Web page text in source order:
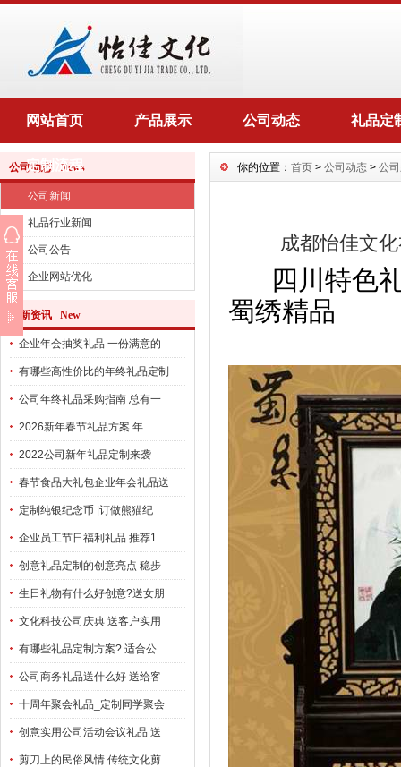
网站首页 产品展示 公司动态 礼品定
定制流程
公司动态 News
公司新闻
礼品行业新闻
公司公告
企业网站优化
最新资讯 New
企业年会抽奖礼品 一份满意的
有哪些高性价比的年终礼品定制
公司年终礼品采购指南 总有一
2026新年春节礼品方案 年
2022公司新年礼品定制来袭
春节食品大礼包企业年会礼品送
定制纯银纪念币 |订做熊猫纪
企业员工节日福利礼品 推荐1
创意礼品定制的创意亮点 稳步
生日礼物有什么好创意?送女朋
文化科技公司庆典 送客户实用
有哪些礼品定制方案? 适合公
公司商务礼品送什么好 送给客
十周年聚会礼品_定制同学聚会
创意实用公司活动会议礼品 送
剪刀上的民俗风情 传统文化剪
你的位置： 首页 > 公司动态 > 公
成都怡佳文
四川特色
蜀绣精品